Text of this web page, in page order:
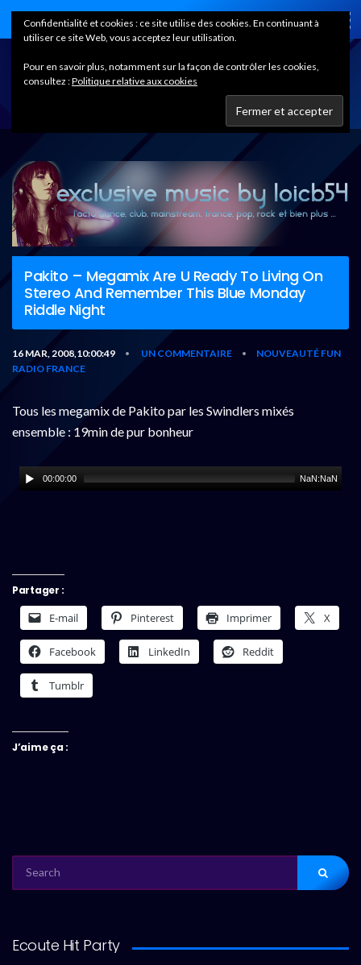
Home
Pakito – Megamix Are U Ready To Living On
Stereo And Remember This Blue Monday
Riddle Night
16 MAR, 2008,10:00:49 • UN COMMENTAIRE •
NOUVEAUTÉ FUN
RADIO FRANCE
Tous les megamix de Pakito par les Swindlers mixés
ensemble : 19min de pur bonheur
00:00:00 NaN:NaN
Partager :
E-mail Pinterest Imprimer X
Facebook LinkedIn Reddit
Tumblr
J’aime ça :
FOR:
Ecoute Hit Party
Confidentialité et cookies : ce site utilise des cookies. En continuant à
utiliser ce site Web, vous acceptez leur utilisation.
Pour en savoir plus, notamment sur la façon de contrôler les cookies,
consultez :Politique relative aux cookies